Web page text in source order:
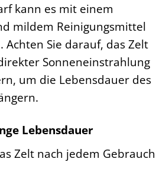
kann es mit einem
mildem Reinigungsmittel
Achten Sie darauf, das Zelt
Sonneneinstrahlung
um die Lebensdauer des
Lebensdauer
Zelt nach jedem Gebrauch